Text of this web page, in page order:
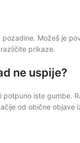
Možeš je
prikaze.
ne uspije?
iste gumbe.
od obične objave